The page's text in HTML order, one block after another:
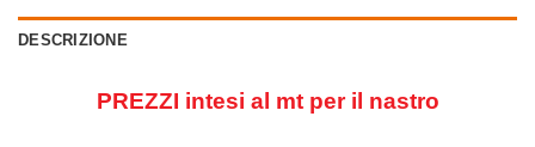
DESCRIZIONE
PREZZI intesi al mt per il nastro